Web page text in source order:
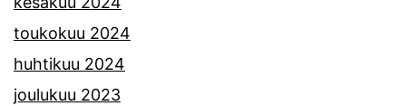
toukokuu 2024
huhtikuu 2024
joulukuu 2023